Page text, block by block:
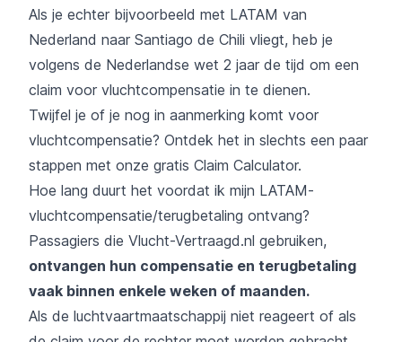
Als je echter bijvoorbeeld met LATAM van
Nederland naar Santiago de Chili vliegt, heb je
volgens de Nederlandse wet 2 jaar de tijd om een
claim voor vluchtcompensatie in te dienen.
Twijfel je of je nog in aanmerking komt voor
vluchtcompensatie? Ontdek het in slechts een paar
stappen met onze gratis Claim Calculator.
Hoe lang duurt het voordat ik mijn LATAM-
vluchtcompensatie/terugbetaling ontvang?
Passagiers die Vlucht-Vertraagd.nl gebruiken,
ontvangen hun compensatie en terugbetaling
vaak binnen enkele weken of maanden.
Als de luchtvaartmaatschappij niet reageert of als